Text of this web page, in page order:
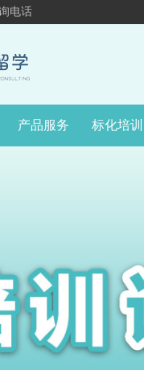
电话
产品服务 标化培训